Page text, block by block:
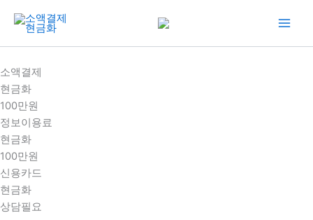
건
너
뛰
기
소액결제
현금화
100만원
정보이용료
현금화
100만원
신용카드
현금화
상담필요